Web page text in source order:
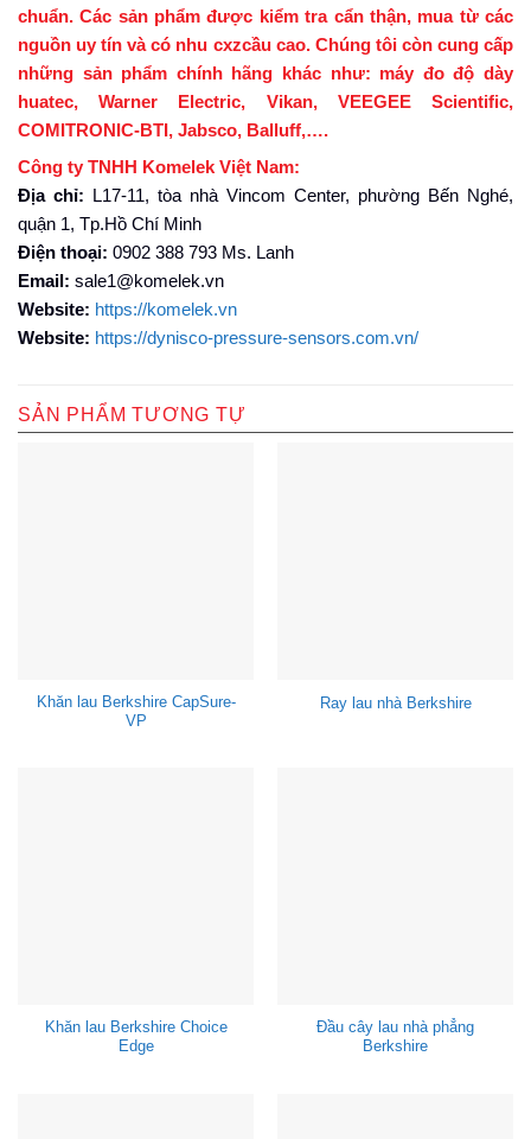
chuẩn. Các sản phẩm được kiểm tra cẩn thận, mua từ các
nguồn uy tín và có nhu cxzcầu cao. Chúng tôi còn cung cấp
những sản phẩm chính hãng khác như: máy đo độ dày
huatec, Warner Electric, Vikan, VEEGEE Scientific,
COMITRONIC-BTI, Jabsco, Balluff,….
Công ty TNHH Komelek Việt Nam:
Địa chỉ: L17-11, tòa nhà Vincom Center, phường Bến Nghé,
quận 1, Tp.Hồ Chí Minh
Điện thoại: 0902 388 793 Ms. Lanh
Email: sale1@komelek.vn
Website: https://komelek.vn
Website: https://dynisco-pressure-sensors.com.vn/
SẢN PHẨM TƯƠNG TỰ
Khăn lau Berkshire CapSure-
VP
Ray lau nhà Berkshire
Khăn lau Berkshire Choice
Edge
Đầu cây lau nhà phẳng
Berkshire